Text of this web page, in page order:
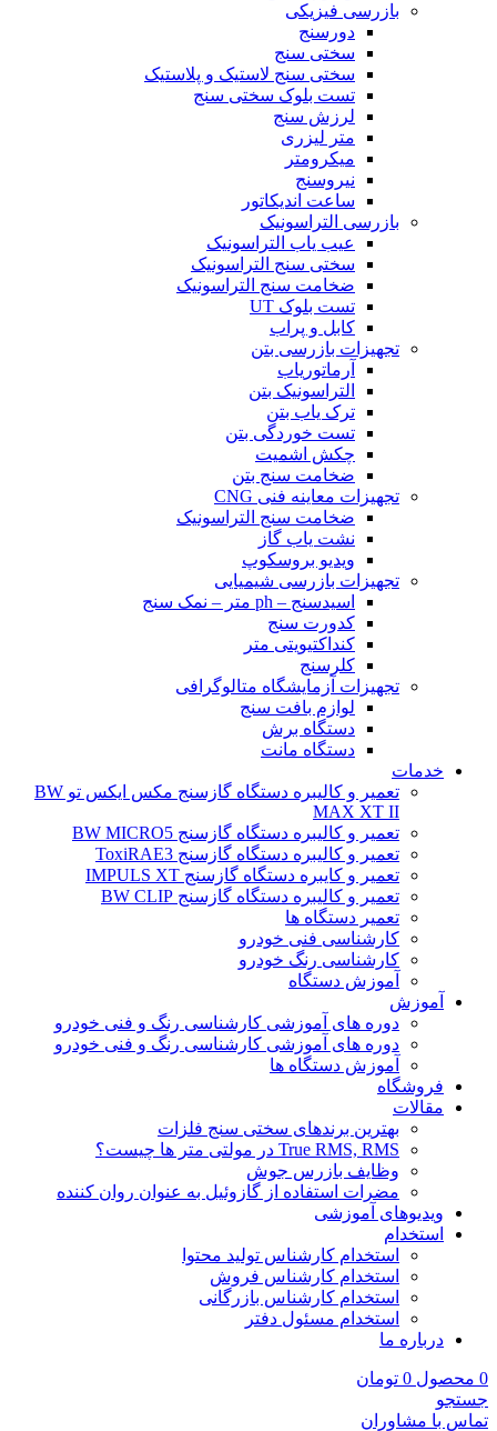
بازرسی فیزیکی
دورسنج
سختی سنج
سختی سنج لاستیک و پلاستیک
تست بلوک سختی سنج
لرزش سنج
متر لیزری
میکرومتر
نیروسنج
ساعت اندیکاتور
بازرسی التراسونیک
عیب یاب التراسونیک
سختی سنج التراسونیک
ضخامت سنج التراسونیک
تست بلوک UT
کابل و پراب
تجهیزات بازرسی بتن
آرماتوریاب
التراسونیک بتن
ترک یاب بتن
تست خوردگی بتن
چکش اشمیت
ضخامت سنج بتن
تجهیزات معاینه فنی CNG
ضخامت سنج التراسونیک
نشت یاب گاز
ویدیو بروسکوپ
تجهیزات بازرسی شیمیایی
اسیدسنج – ph متر – نمک سنج
کدورت سنج
کنداکتیویتی متر
کلرسنج
تجهیزات آزمایشگاه متالوگرافی
لوازم بافت سنج
دستگاه برش
دستگاه مانت
خدمات
تعمیر و کالیبره دستگاه گازسنج مکس ایکس تو BW
MAX XT II
تعمیر و کالیبره دستگاه گازسنج BW MICRO5
تعمیر و کالیبره دستگاه گازسنج ToxiRAE3
تعمیر و کایبره دستگاه گازسنج IMPULS XT
تعمیر و کالیبره دستگاه گازسنج BW CLIP
تعمیر دستگاه ها
کارشناسی فنی خودرو
کارشناسی رنگ خودرو
آموزش دستگاه
آموزش
دوره های آموزشی کارشناسی رنگ و فنی خودرو
دوره های آموزشی کارشناسی رنگ و فنی خودرو
آموزش دستگاه ها
فروشگاه
مقالات
بهترین برندهای سختی سنج فلزات
True RMS, RMS در مولتی متر ها چیست؟
وظایف بازرس جوش
مضرات استفاده از گازوئیل به عنوان روان کننده
ویدیوهای آموزشی
استخدام
استخدام کارشناس تولید محتوا
استخدام کارشناس فروش
استخدام کارشناس بازرگانی
استخدام مسئول دفتر
درباره ما
0 محصول 0 تومان
جستجو
تماس با مشاوران